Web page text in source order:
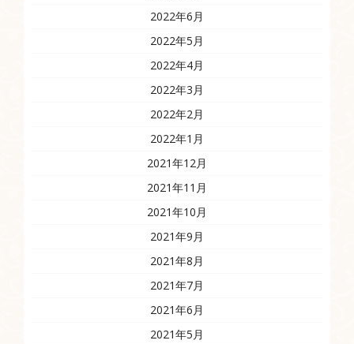
2022年6月
2022年5月
2022年4月
2022年3月
2022年2月
2022年1月
2021年12月
2021年11月
2021年10月
2021年9月
2021年8月
2021年7月
2021年6月
2021年5月